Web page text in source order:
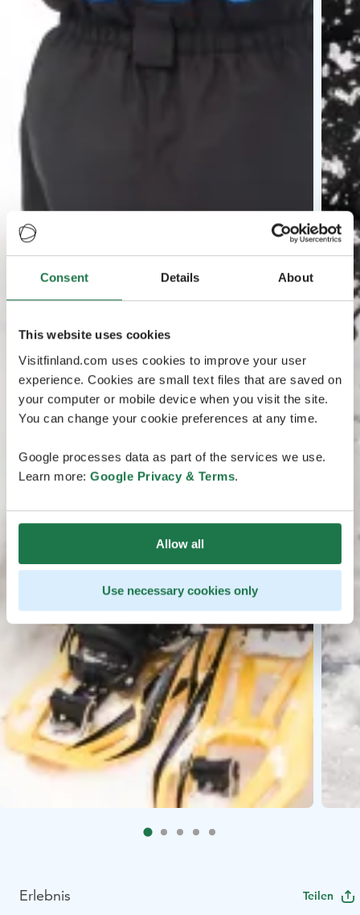
Consent Details About
This website uses cookies
Visitfinland.com uses cookies to improve your user
experience. Cookies are small text files that are saved on
your computer or mobile device when you visit the site.
You can change your cookie preferences at any time.
Google processes data as part of the services we use.
Learn more: Google Privacy & Terms.
Allow all
Use necessary cookies only
Erlebnis Teilen